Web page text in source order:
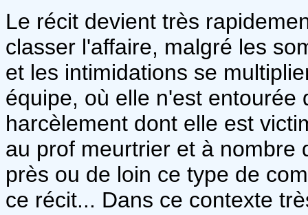
Le récit devient très
classer l'affaire, malgré les
et les intimidations se
équipe, où elle n'est entourée
harcèlement dont elle est
au prof meurtrier et à nombre
près ou de loin ce type de
ce récit... Dans ce contexte